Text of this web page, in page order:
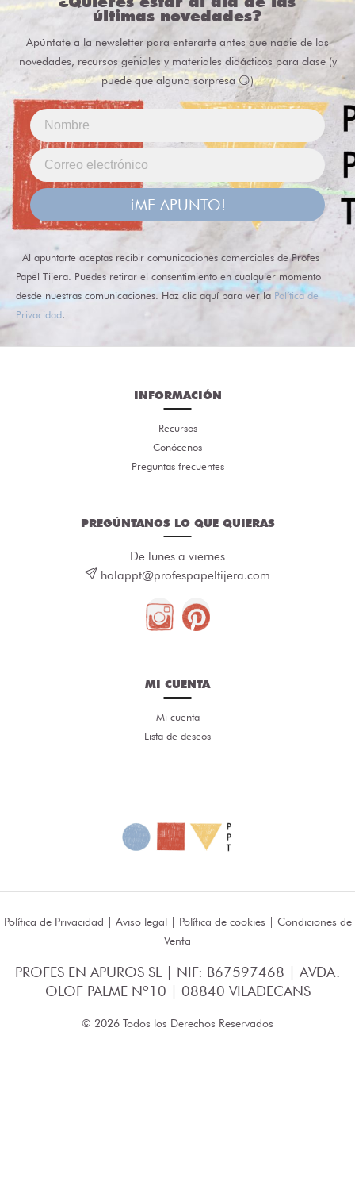
últimas novedades?
Apúntate a la newsletter para enterarte antes que nadie de las
novedades, recursos geniales y materiales didácticos para clase (y
puede que alguna sorpresa 😏)
¡ME APUNTO!
Al apuntarte aceptas recibir comunicaciones comerciales de Profes
Papel Tijera. Puedes retirar el consentimiento en cualquier momento
desde nuestras comunicaciones. Haz clic aquí para ver la Política de
Privacidad.
INFORMACIÓN
Recursos
Conócenos
Preguntas frecuentes
PREGÚNTANOS LO QUE QUIERAS
De lunes a viernes
holappt@profespapeltijera.com
MI CUENTA
Mi cuenta
Lista de deseos
Política de Privacidad | Aviso legal| Política de cookies | Condiciones de
Venta
PROFES EN APUROS SL | NIF: B67597468 | AVDA.
OLOF PALME Nº10 | 08840 VILADECANS
© 2026 Todos los Derechos Reservados